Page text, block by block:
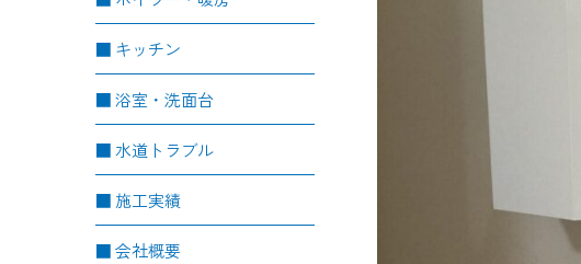
キッチン
浴室・洗面台
水道トラブル
施工実績
会社概要